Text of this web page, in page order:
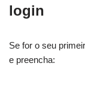
login
Se for o seu
e preencha: